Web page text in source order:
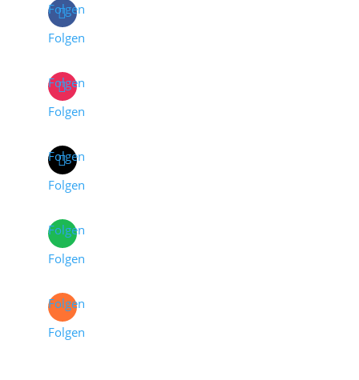
Folgen
Folgen
Folgen
Folgen
Folgen
Folgen
Folgen
Folgen
Folgen
Folgen